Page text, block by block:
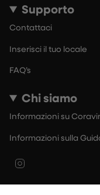
Supporto
Contattaci
Inserisci il tuo locale
FAQ’s
Chi siamo
Informazioni su
Informazioni sulla